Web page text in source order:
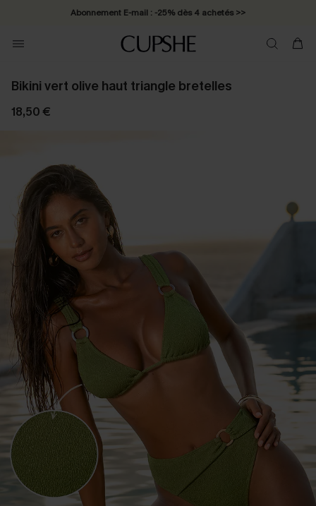
Abonnement E-mail : -25% dès 4 achetés >>
Bikini vert olive haut triangle bretelles
18,50 €